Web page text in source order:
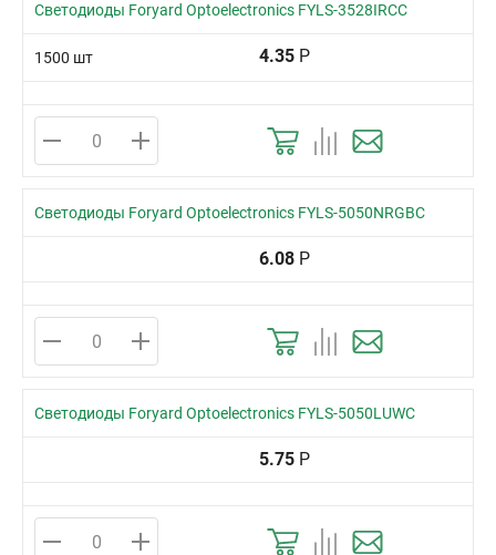
Светодиоды Foryard Optoelectronics FYLS-3528IRCC
1500 шт 4.35 Р
Светодиоды Foryard Optoelectronics FYLS-5050NRGBC
6.08 Р
Светодиоды Foryard Optoelectronics FYLS-5050LUWC
5.75 Р